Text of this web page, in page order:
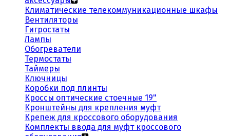
Климатические телекоммуникационные шкафы
Вентиляторы
Гигростаты
Лампы
Обогреватели
Термостаты
Таймеры
Ключницы
Коробки под плинты
Кроссы оптические стоечные 19"
Кронштейны для крепления муфт
Крепеж для кроссового оборудования
Комплекты ввода для муфт кроссового